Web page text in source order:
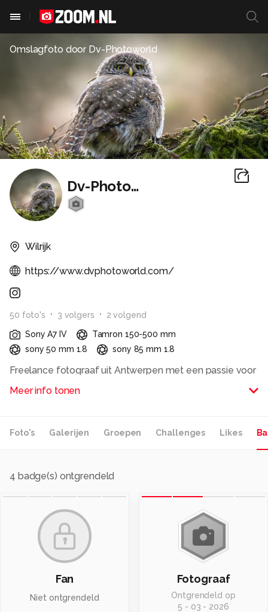
Omslagfoto door Dv-Photoworld
Dv-Photoworld
Wilrijk
https://www.dvphotoworld.com/
50 foto's 3 volgers 2 volgend
Sony A7 IV
Tamron 150-500 mm
sony 50 mm 1.8
sony 85 mm 1.8
Freelance fotograaf uit Antwerpen met een passie voor
fotograaf probeer ik niet alleen een mooi beeld vast te
licht, beweging en verschillende technieken om mezelf
Actief als clubfotograaf bij Berchem Sport en
Alle rechten voorbehouden
Meer info tonen
Foto's Galerijen Groepen Challenges Likes
4 badge(s) ontgrendeld
Fan
Niet ontgrendeld
Fotograaf
Ontgrendeld op
5 - 03 - 2026